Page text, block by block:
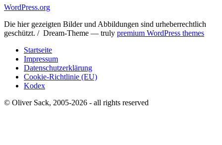
WordPress.org
Die hier gezeigten Bilder und Abbildungen sind urheberrechtlich
geschützt. / Dream-Theme — truly premium WordPress themes
Startseite
Impressum
Datenschutzerklärung
Cookie-Richtlinie (EU)
Kodex
© Oliver Sack, 2005-2026 - all rights reserved